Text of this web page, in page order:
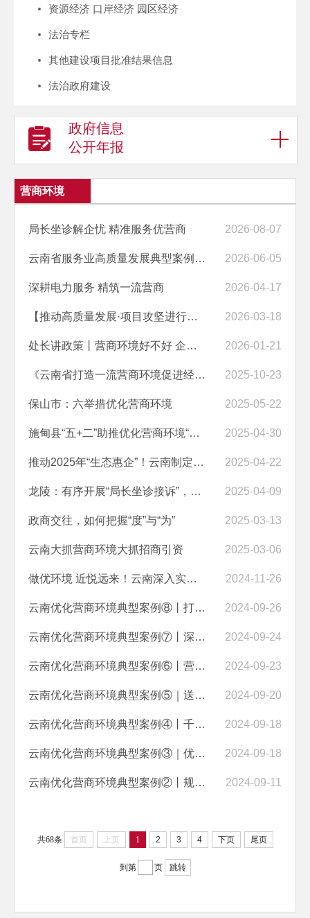
资源经济 口岸经济 园区经济
法治专栏
其他建设项目批准结果信息
法治政府建设
政府信息
公开年报
营商环境
局长坐诊解企忧 精准服务优营商 2026-08-07
云南省服务业高质量发展典型案例之二：优化水利营商环境 抓实服务保障 ... 2026-06-05
深耕电力服务 精筑一流营商 2026-04-17
【推动高质量发展·项目攻坚进行时】云南：优化营商软环境 筑强发展硬实力 2026-03-18
处长讲政策丨营商环境好不好 企业说了算 我们这样做 2026-01-21
《云南省打造一流营商环境促进经营主体提质增效三年行动计划（2025—202... 2025-10-23
保山市：六举措优化营商环境 2025-05-22
施甸县“五+二”助推优化营商环境“暖心行动”常态化 2025-04-30
推动2025年“生态惠企”！云南制定这些措施→ 2025-04-22
龙陵：有序开展“局长坐诊接诉”，优化营商环境又有新招 2025-04-09
政商交往，如何把握“度”与“为” 2025-03-13
云南大抓营商环境大抓招商引资 2025-03-06
做优环境 近悦远来！云南深入实施打造一流营商环境三年行动 2024-11-26
云南优化营商环境典型案例⑧丨打造“保‘政’满意”品牌 实现政务服务新... 2024-09-26
云南优化营商环境典型案例⑦丨深化“高效办成一件事” 擦亮营商环境新品... 2024-09-24
云南优化营商环境典型案例⑥丨营造稳定公平透明可预期的法治化营商环境 ... 2024-09-23
云南优化营商环境典型案例⑤｜送证上门 项目审批再提速 2024-09-20
云南优化营商环境典型案例④丨千名干部联万企 暖企兴商促发展 2024-09-18
云南优化营商环境典型案例③｜优化金融供给 普惠金融下乡助万企 2024-09-18
云南优化营商环境典型案例②丨规范运作公平竞争 推动国有企业民营经济融... 2024-09-11
共68条 首页 上页 1 2 3 4 下页 尾页
到第 页 跳转